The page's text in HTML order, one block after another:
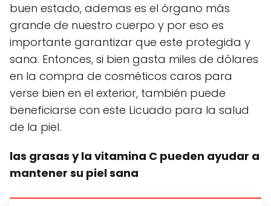
buen estado, ademas es el órgano más
grande de nuestro cuerpo y por eso es
importante garantizar que este protegida y
sana. Entonces, si bien gasta miles de dólares
en la compra de cosméticos caros para
verse bien en el exterior, también puede
beneficiarse con este Licuado para la salud
de la piel.
las grasas y la vitamina C pueden ayudar a
mantener su piel sana